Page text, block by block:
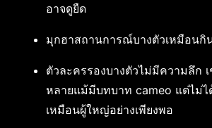
อาจดูยืด
มุกฮาสถานการณ์บางตัวเหมือนกิ
ตัวละครรองบางตัวไม่มีความลึก
หลายแม้มีบทบาท cameo แต่ไม่
เหมือนผู้ใหญ่อย่างเพียงพอ